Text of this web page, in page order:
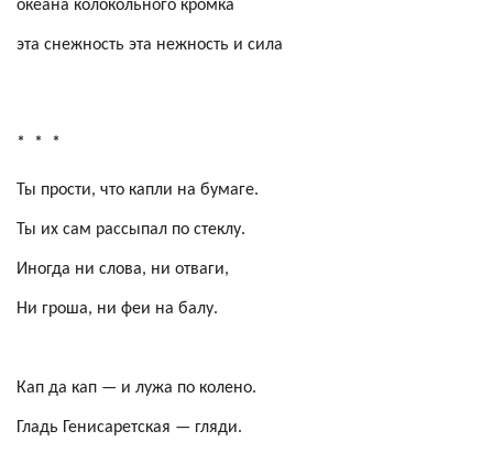
океана колокольного кромка
эта снежность эта нежность и сила
* * *
Ты прости, что капли на бумаге.
Ты их сам рассыпал по стеклу.
Иногда ни слова, ни отваги,
Ни гроша, ни феи на балу.
Кап да кап — и лужа по колено.
Гладь Генисаретская — гляди.